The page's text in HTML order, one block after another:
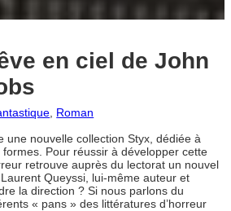
en ciel de John
, Roman
une nouvelle collection Styx, dédiée à
formes. Pour réussir à développer cette
retrouve auprès du lectorat un nouvel
Queyssi, lui-même auteur et
la direction ? Si nous parlons du
« pans » des littératures d’horreur